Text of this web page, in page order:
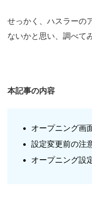
せっかく、ハスラーの
ないかと思い、調べて
本記事の内容
オープニング画
設定変更前の注
オープニング設